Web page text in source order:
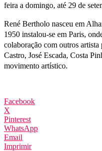
feira a domingo, até 29 de
René Bertholo nasceu em
1950 instalou-se em Paris,
colaboração com outros
Castro, José Escada, Costa
movimento artístico.
Facebook
X
Pinterest
WhatsApp
Email
Imprimir